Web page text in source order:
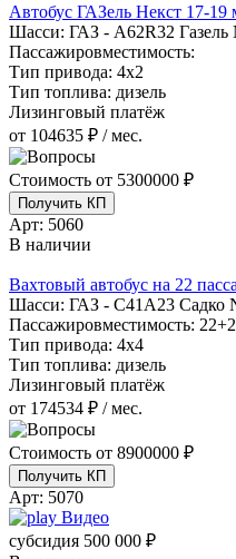
Автобус ГАЗель Некст 17-19
Шасси: ГАЗ - A62R32 Газель
Пассажировместимость:
Тип привода: 4х2
Тип топлива: дизель
Лизинговый платёж
от 104635 ₽ / мес.
Стоимость от 5300000 ₽
Получить КП
Арт: 5060
В наличии
Вахтовый автобус на 22
Шасси: ГАЗ - С41А23 Садко
Пассажировместимость: 22+2
Тип привода: 4х4
Тип топлива: дизель
Лизинговый платёж
от 174534 ₽ / мес.
Стоимость от 8900000 ₽
Получить КП
Арт: 5070
Видео
субсидия 500 000 ₽